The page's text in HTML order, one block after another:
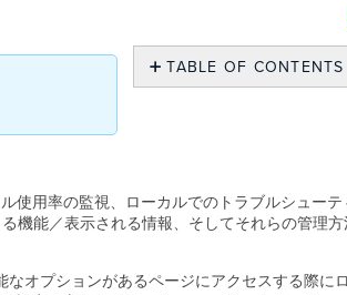
TABLE OF CONTENTS
テ
ー
ペ
使用率の監視、ローカルでのトラブルシューテ
機能／表示される情報、そしてそれらの管理方
オプションがあるページにアクセスする際に